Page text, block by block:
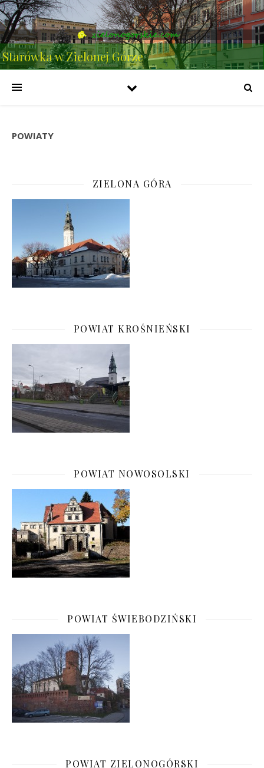
Starówka w Zielonej Górze
POWIATY
ZIELONA GÓRA
POWIAT KROŚNIEŃSKI
POWIAT NOWOSOLSKI
POWIAT ŚWIEBODZIŃSKI
POWIAT ZIELONOGÓRSKI